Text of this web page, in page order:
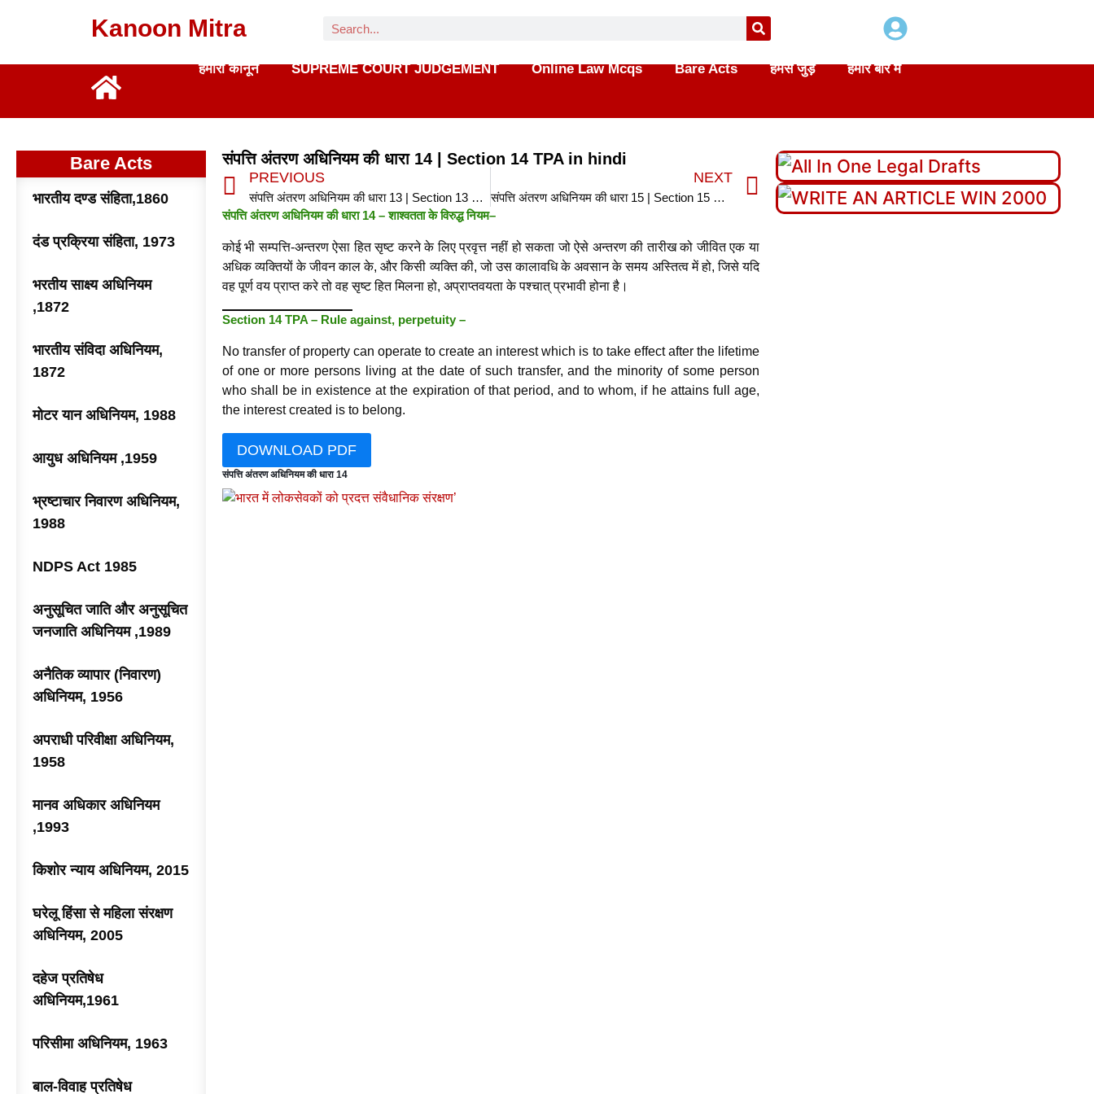
Kanoon Mitra
हमारा कानून SUPREME COURT JUDGEMENT Online Law Mcqs Bare Acts हमसे जुड़े हमारे बारे में
Bare Acts
भारतीय दण्ड संहिता,1860
दंड प्रक्रिया संहिता, 1973
भरतीय साक्ष्य अधिनियम
,1872
भारतीय संविदा अधिनियम,
1872
मोटर यान अधिनियम, 1988
आयुध अधिनियम ,1959
भ्रष्टाचार निवारण अधिनियम,
1988
NDPS Act 1985
अनुसूचित जाति और अनुसूचित
जनजाति अधिनियम ,1989
अनैतिक व्यापार (निवारण)
अधिनियम, 1956
अपराधी परिवीक्षा अधिनियम,
1958
मानव अधिकार अधिनियम
,1993
किशोर न्याय अधिनियम, 2015
घरेलू हिंसा से महिला संरक्षण
अधिनियम, 2005
दहेज प्रतिषेध
अधिनियम,1961
परिसीमा अधिनियम, 1963
बाल-विवाह प्रतिषेध
संपत्ति अंतरण अधिनियम की धारा 14 | Section 14 TPA in hindi
PREVIOUS
संपत्ति अंतरण अधिनियम की धारा 13 | Section 13 TPA in hindi
NEXT
संपत्ति अंतरण अधिनियम की धारा 15 | Section 15 TPA in hindi
संपत्ति अंतरण अधिनियम की धारा 14 – शाश्वतता के विरुद्ध नियम–
कोई भी सम्पत्ति-अन्तरण ऐसा हित सृष्ट करने के लिए प्रवृत्त नहीं हो सकता जो ऐसे अन्तरण की तारीख को जीवित एक या
अधिक व्यक्तियों के जीवन काल के, और किसी व्यक्ति की, जो उस कालावधि के अवसान के समय अस्तित्व में हो, जिसे यदि
वह पूर्ण वय प्राप्त करे तो वह सृष्ट हित मिलना हो, अप्राप्तवयता के पश्चात् प्रभावी होना है।
Section 14 TPA – Rule against, perpetuity–
No transfer of property can operate to create an interest which is to take effect after the lifetime
of one or more persons living at the date of such transfer, and the minority of some person
who shall be in existence at the expiration of that period, and to whom, if he attains full age,
the interest created is to belong.
DOWNLOAD PDF
संपत्ति अंतरण अधिनियम की धारा 14